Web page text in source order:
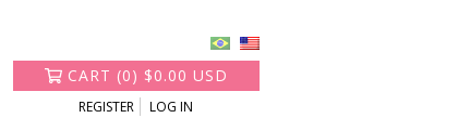
CART (0) $0.00 USD
REGISTER LOG IN